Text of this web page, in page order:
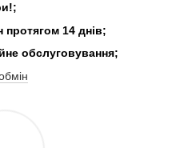
протягом 14 днів;
обслуговування;